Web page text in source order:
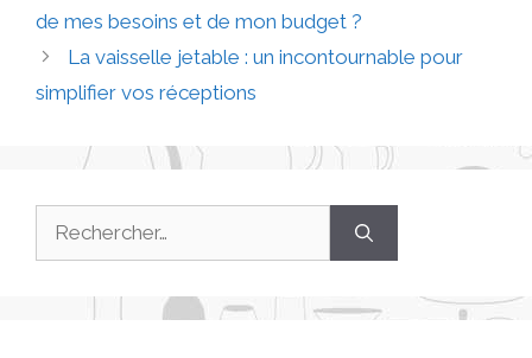
de mes besoins et de mon budget ?
La vaisselle jetable : un incontournable pour
simplifier vos réceptions